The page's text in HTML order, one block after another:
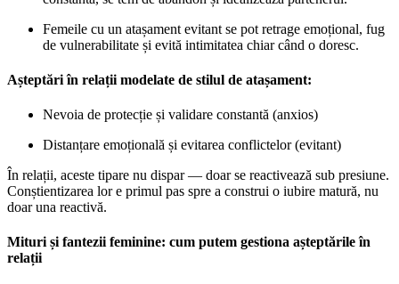
Femeile cu un atașament evitant se pot retrage emoțional, fug
de vulnerabilitate și evită intimitatea chiar când o doresc.
Așteptări în relații modelate de stilul de atașament:
Nevoia de protecție și validare constantă (anxios)
Distanțare emoțională și evitarea conflictelor (evitant)
În relații, aceste tipare nu dispar — doar se reactivează sub presiune.
Conștientizarea lor e primul pas spre a construi o iubire matură, nu
doar una reactivă.
Mituri și fantezii feminine: cum putem gestiona așteptările în
relații